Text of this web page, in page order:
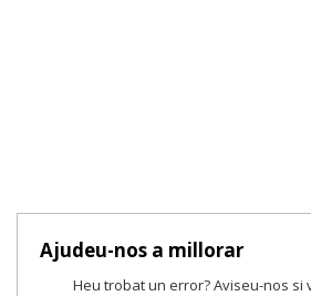
Ajudeu-nos a millorar
Heu trobat un error? Aviseu-nos si